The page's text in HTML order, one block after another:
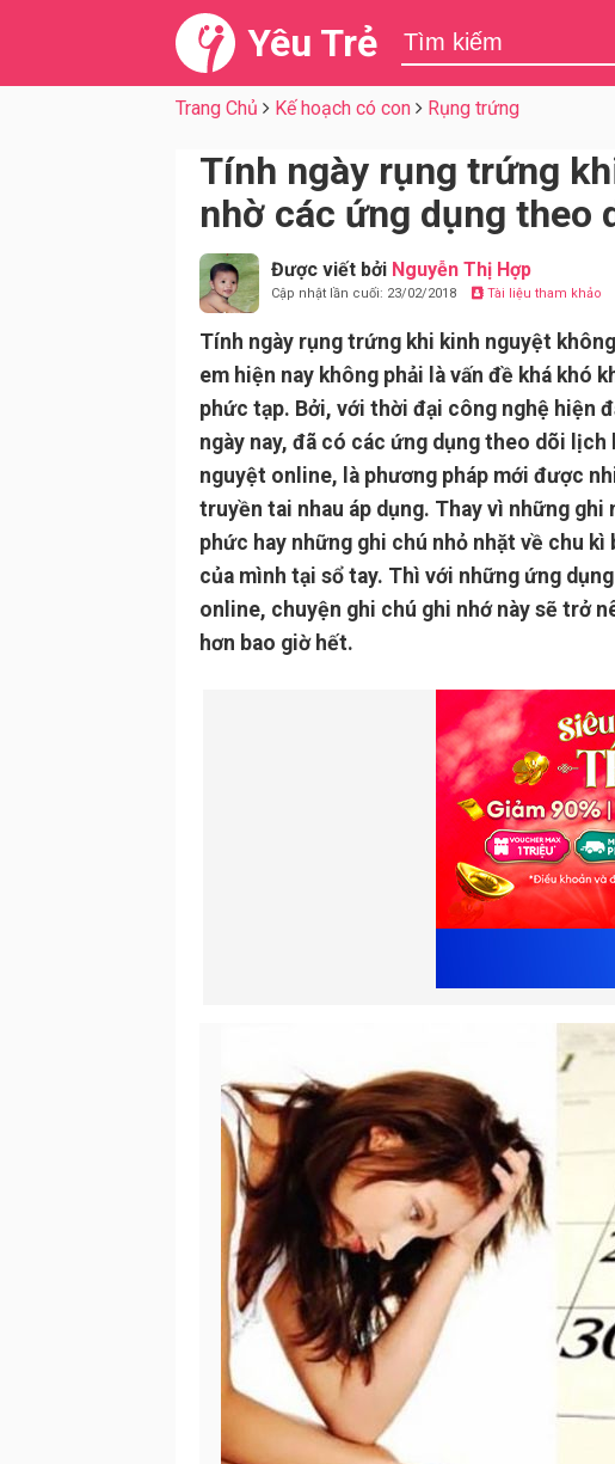
Yêu Trẻ
Trang Chủ Kế hoạch có con Rụng trứng
Tính ngày rụng trứng
nhờ các ứng dụng theo
Được viết bởi Nguyễn Thị Hợp
Cập nhật lần cuối: 23/02/2018 Tài liệu tham khảo
Tính ngày rụng trứng khi kinh nguyệt
em hiện nay không phải là vấn đề khá khó
phức tạp. Bởi, với thời đại công nghệ hiện
ngày nay, đã có các ứng dụng theo dõi lịch
nguyệt online, là phương pháp mới được
truyền tai nhau áp dụng. Thay vì những ghi
phức hay những ghi chú nhỏ nhặt về chu kì
của mình tại sổ tay. Thì với những ứng
online, chuyện ghi chú ghi nhớ này sẽ trở
hơn bao giờ hết.